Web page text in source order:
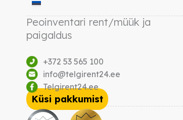
Peoinventari rent/müük ja
paigaldus
+372 53 565 100
info@telgirent24.ee
Telgirent24.ee
Küsi pakkumist